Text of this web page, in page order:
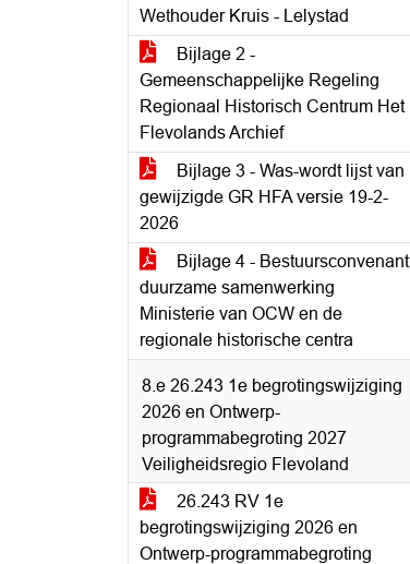
Wethouder Kruis - Lelystad
Bijlage 2 -
Gemeenschappelijke Regeling
Regionaal Historisch Centrum Het
Flevolands Archief
Bijlage 3 - Was-wordt lijst van
gewijzigde GR HFA versie 19-2-
2026
Bijlage 4 - Bestuursconvenant
duurzame samenwerking
Ministerie van OCW en de
regionale historische centra
8.e 26.243 1e begrotingswijziging
2026 en Ontwerp-
programmabegroting 2027
Veiligheidsregio Flevoland
26.243 RV 1e
begrotingswijziging 2026 en
Ontwerp-programmabegroting